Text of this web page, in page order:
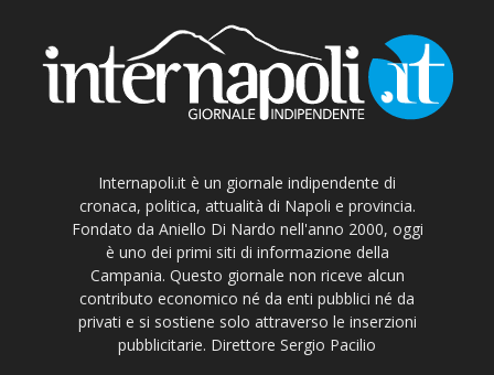
Internapoli.it è un giornale indipendente di
cronaca, politica, attualità di Napoli e provincia.
Fondato da Aniello Di Nardo nell'anno 2000, oggi
è uno dei primi siti di informazione della
Campania. Questo giornale non riceve alcun
contributo economico né da enti pubblici né da
privati e si sostiene solo attraverso le inserzioni
pubblicitarie. Direttore Sergio Pacilio